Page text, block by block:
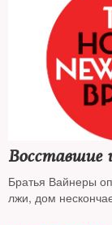
Восставшие
Братья Вайнеры
лжи, дом